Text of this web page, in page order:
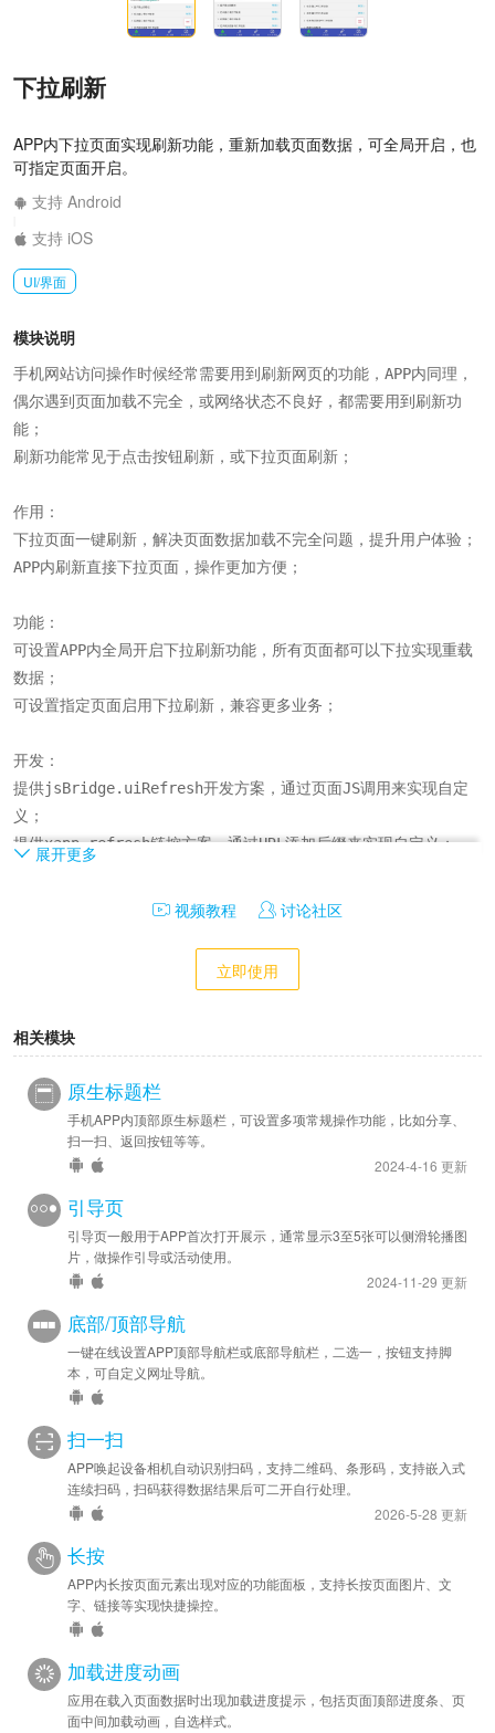
下拉刷新
APP内下拉页面实现刷新功能，重新加载页面数据，可全局开启，也
可指定页面开启。
支持 Android
支持 iOS
UI/界面
模块说明
手机网站访问操作时候经常需要用到刷新网页的功能，APP内同理，
偶尔遇到页面加载不完全，或网络状态不良好，都需要用到刷新功
能；
刷新功能常见于点击按钮刷新，或下拉页面刷新；
作用：
下拉页面一键刷新，解决页面数据加载不完全问题，提升用户体验；
APP内刷新直接下拉页面，操作更加方便；
功能：
可设置APP内全局开启下拉刷新功能，所有页面都可以下拉实现重载
数据；
可设置指定页面启用下拉刷新，兼容更多业务；
开发：
提供jsBridge.uiRefresh开发方案，通过页面JS调用来实现自定
义；
提供xapp-refresh链控方案，通过URL添加后缀来实现自定义；
展开更多
视频教程 讨论社区
立即使用
相关模块
原生标题栏
手机APP内顶部原生标题栏，可设置多项常规操作功能，比如分享、
扫一扫、返回按钮等等。
2024-4-16 更新
引导页
引导页一般用于APP首次打开展示，通常显示3至5张可以侧滑轮播图
片，做操作引导或活动使用。
2024-11-29 更新
底部/顶部导航
一键在线设置APP顶部导航栏或底部导航栏，二选一，按钮支持脚
本，可自定义网址导航。
扫一扫
APP唤起设备相机自动识别扫码，支持二维码、条形码，支持嵌入式
连续扫码，扫码获得数据结果后可二开自行处理。
2026-5-28 更新
长按
APP内长按页面元素出现对应的功能面板，支持长按页面图片、文
字、链接等实现快捷操控。
加载进度动画
应用在载入页面数据时出现加载进度提示，包括页面顶部进度条、页
面中间加载动画，自选样式。